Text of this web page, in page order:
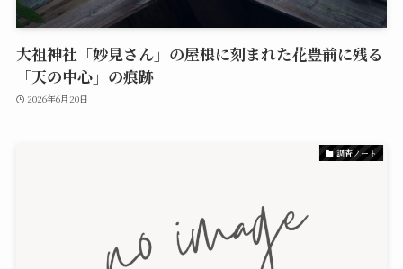
大祖神社「妙見さん」の屋根に刻まれた花――豊前に残る
「天の中心」の痕跡
2026年6月20日
調査ノート